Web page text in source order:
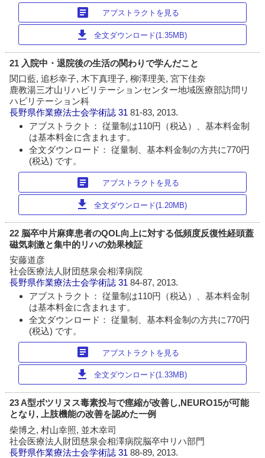
article アブストラクトを見る
download 全文ダウンロード(1.35MB)
21 入院中・退院後の生活の関わりで学んだこと
関口藍, 追杉幸子, 木下真理子, 柳澤理美, 宮下佳奈
鹿教湯三才山リハビリテーションセンター地域医療部訪問リ
ハビリテーション科
長野県作業療法士会学術誌 3181-83, 2013.
アブストラクト： 従量制は110円（税込）、基本料金制
は基本料金に含まれます。
全文ダウンロード： 従量制、基本料金制の方共に770円
(税込) です。
article アブストラクトを見る
download 全文ダウンロード(1.20MB)
22 脳卒中片麻痺患者のQOL向上に対する低頻度反復性経頭蓋
磁気刺激と集中的リハの効果検証
安藤道彦
社会医療法人財団慈泉会相澤病院
長野県作業療法士会学術誌 3184-87, 2013.
アブストラクト： 従量制は110円（税込）、基本料金制
は基本料金に含まれます。
全文ダウンロード： 従量制、基本料金制の方共に770円
(税込) です。
article アブストラクトを見る
download 全文ダウンロード(1.33MB)
23 A型ボツリヌス毒素投与で痙縮が改善し,NEURO15が可能
となり, 上肢機能の改善を認めた一例
柴博之, 村山幸照, 並木幸司
社会医療法人財団慈泉会相澤病院脳卒中リハ部門
長野県作業療法士会学術誌 3188-89, 2013.